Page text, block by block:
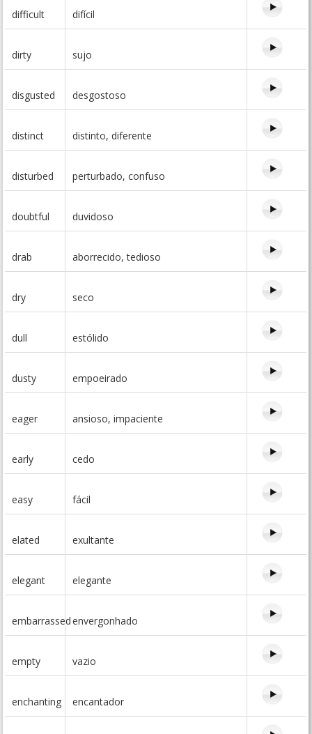
difficult difícil
dirty sujo
disgusted desgostoso
distinct distinto, diferente
disturbed perturbado, confuso
doubtful duvidoso
drab aborrecido, tedioso
dry seco
dull estólido
dusty empoeirado
eager ansioso, impaciente
early cedo
easy fácil
elated exultante
elegant elegante
embarrassedenvergonhado
empty vazio
enchanting encantador